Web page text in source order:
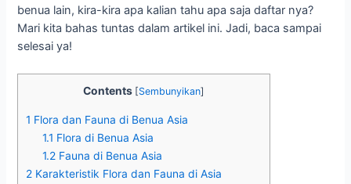
benua lain, kira-kira apa kalian tahu apa saja daftar nya?
Mari kita bahas tuntas dalam artikel ini. Jadi, baca sampai
selesai ya!
Contents [Sembunyikan]
1 Flora dan Fauna di Benua Asia
1.1 Flora di Benua Asia
1.2 Fauna di Benua Asia
2 Karakteristik Flora dan Fauna di Asia